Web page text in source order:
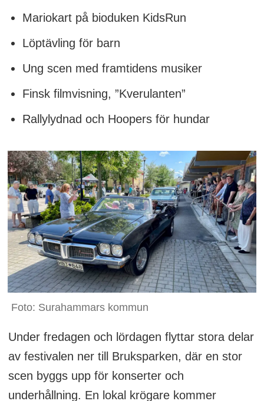
Mariokart på bioduken KidsRun
Löptävling för barn
Ung scen med framtidens musiker
Finsk filmvisning, ”Kverulanten”
Rallylydnad och Hoopers för hundar
Foto: Surahammars kommun
Under fredagen och lördagen flyttar stora delar
av festivalen ner till Bruksparken, där en stor
scen byggs upp för konserter och
underhållning. En lokal krögare kommer